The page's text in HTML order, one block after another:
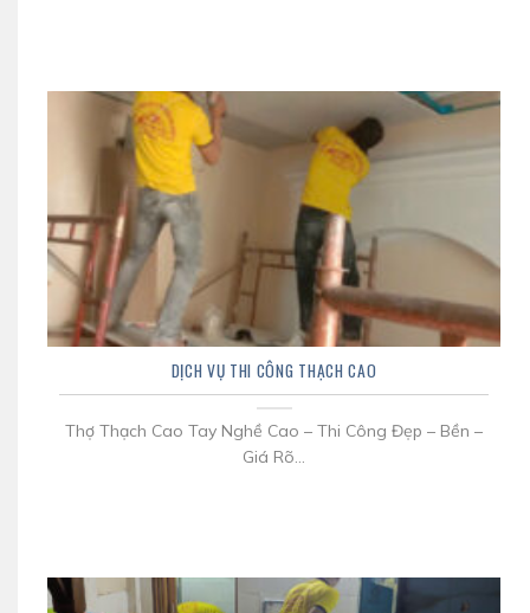
DỊCH VỤ THI CÔNG THẠCH CAO
Thợ Thạch Cao Tay Nghề Cao – Thi Công Đẹp – Bền –
Giá Rõ...